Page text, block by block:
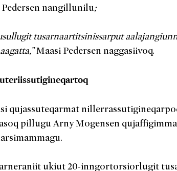
nangillunilu;
tusarnaartitsinissarput
Maasi Pedersen naggasiivoq.
qujassuteqarmat
pillugu Arny Mogensen
ukiut 20-inngortorsiorlugit